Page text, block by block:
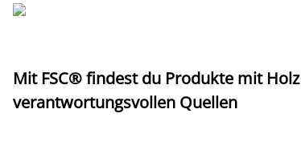
Mit FSC® findest du Produkte mit
verantwortungsvollen Quellen